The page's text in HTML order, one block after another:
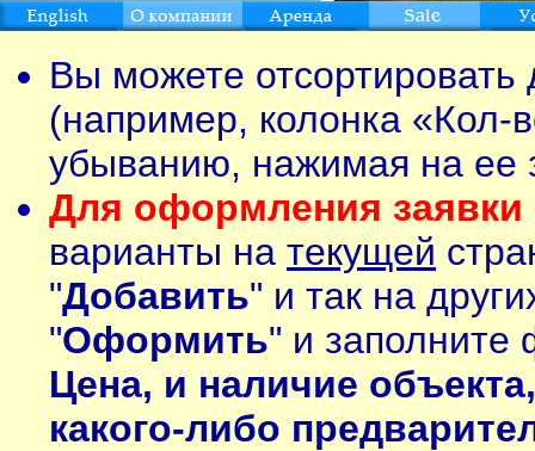
Вы можете
(например, колонка «Кол-
убыванию, нажимая на ее
Для оформления заявки
варианты на текущей
"Добавить" и так на
"Оформить" и заполните
Цена, и наличие
какого-либо